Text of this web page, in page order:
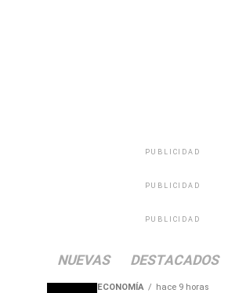
PUBLICIDAD
PUBLICIDAD
PUBLICIDAD
NUEVAS DESTACADOS
ECONOMÍA hace 9 horas